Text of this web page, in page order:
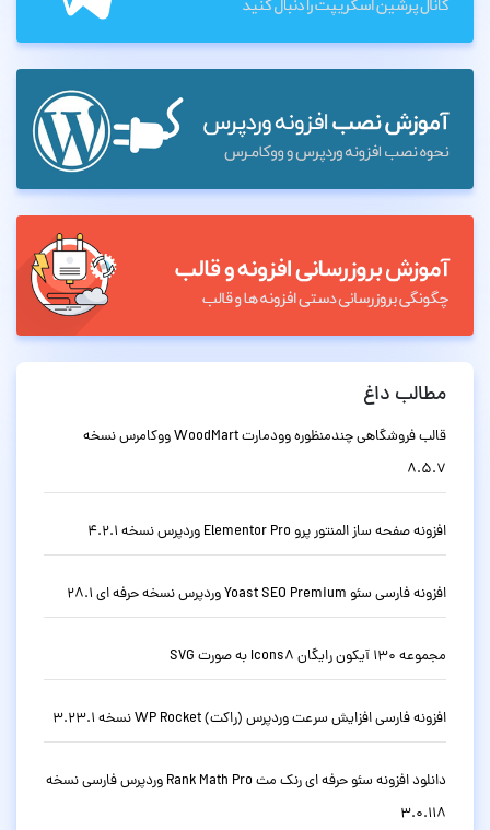
مطالب داغ
قالب فروشگاهی چندمنظوره وودمارت WoodMart ووکامرس نسخه
8.5.7
افزونه صفحه ساز المنتور پرو Elementor Pro وردپرس نسخه 4.2.1
افزونه فارسی سئو Yoast SEO Premium وردپرس نسخه حرفه ای 28.1
مجموعه 130 آیکون رایگان Icons8 به صورت SVG
افزونه فارسی افزایش سرعت وردپرس (راکت) WP Rocket نسخه 3.23.1
دانلود افزونه سئو حرفه ای رنک مث Rank Math Pro وردپرس فارسی نسخه
3.0.118